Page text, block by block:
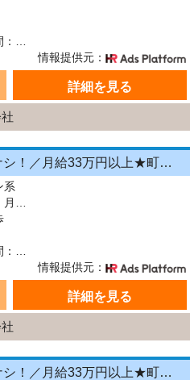
情報提供元：
詳細を見る
＼投函メイン！営業＆残業ナシ！／月給33万円以上★町歩きをしながら投函♪20～50代活躍中☆年間休日125日以上！[26750240]
系
情報提供元：
詳細を見る
＼投函メイン！営業＆残業ナシ！／月給33万円以上★町歩きをしながら投函♪20～50代活躍中☆年間休日125日以上！[26750233]